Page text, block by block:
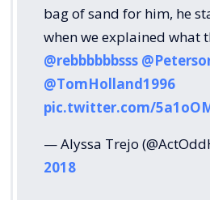
bag of sand for him, he
when we explained what
@rebbbbbbsss
@TomHolland1996
pic.twitter.com/
— Alyssa Trejo
2018